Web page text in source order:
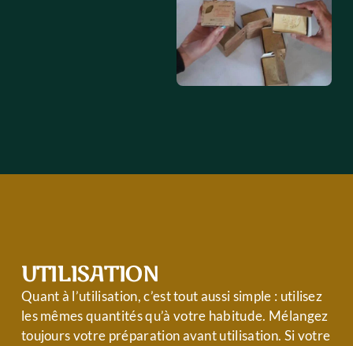
UTILISATION
Quant à l’utilisation, c’est tout aussi simple : utilisez
les mêmes quantités qu’à votre habitude. Mélangez
toujours votre préparation avant utilisation. Si votre